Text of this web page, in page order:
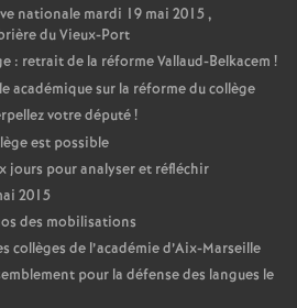
nationale mardi 19 mai 2015 ,
du Vieux-Port
: retrait de la réforme Vallaud-Belkacem !
académique sur la réforme du collège
votre député!
est possible
jours pour analyser et réfléchir
2015
des mobilisations
collèges de l’académie d’Aix-Marseille
pour la défense des langues le